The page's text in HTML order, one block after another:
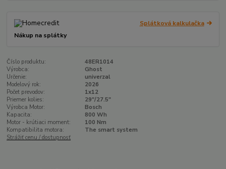
Splátková kalkulačka
Nákup na splátky
Číslo produktu:
48ER1014
Výrobca:
Ghost
Určenie:
univerzal
Modelový rok:
2026
Počet prevodov:
1x12
Priemer kolies:
29"/27.5"
Výrobca Motor:
Bosch
Kapacita:
800 Wh
Motor - krútiaci moment:
100 Nm
Kompatibilita motora:
The smart system
Strážiť cenu / dostupnosť